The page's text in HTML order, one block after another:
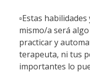
▫️Estas
mismo/a será
practicar y
terapeuta, ni tus
importantes lo